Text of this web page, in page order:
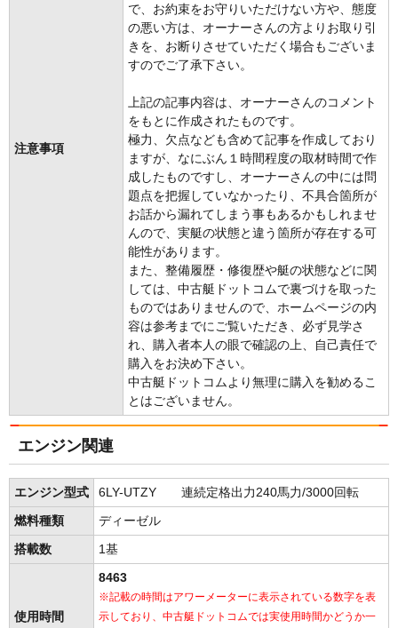
注意事項
で、お約束をお守りいただけない方や、態度
の悪い方は、オーナーさんの方よりお取り引
きを、お断りさせていただく場合もございま
すのでご了承下さい。
上記の記事内容は、オーナーさんのコメント
をもとに作成されたものです。
極力、欠点なども含めて記事を作成しており
ますが、なにぶん１時間程度の取材時間で作
成したものですし、オーナーさんの中には問
題点を把握していなかったり、不具合箇所が
お話から漏れてしまう事もあるかもしれませ
んので、実艇の状態と違う箇所が存在する可
能性があります。
また、整備履歴・修復歴や艇の状態などに関
しては、中古艇ドットコムで裏づけを取った
ものではありませんので、ホームページの内
容は参考までにご覧いただき、必ず見学さ
れ、購入者本人の眼で確認の上、自己責任で
購入をお決め下さい。
中古艇ドットコムより無理に購入を勧めるこ
とはございません。
エンジン関連
エンジン型式 6LY-UTZY 連続定格出力240馬力/3000回転
燃料種類 ディーゼル
搭載数 1基
使用時間
8463
※記載の時間はアワーメーターに表示されている数字を表
示しており、中古艇ドットコムでは実使用時間かどうか一